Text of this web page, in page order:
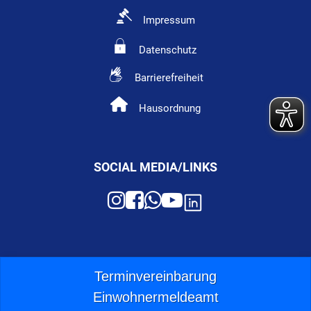
Impressum
Datenschutz
Barrierefreiheit
Hausordnung
SOCIAL MEDIA/LINKS
Terminvereinbarung
Einwohnermeldeamt